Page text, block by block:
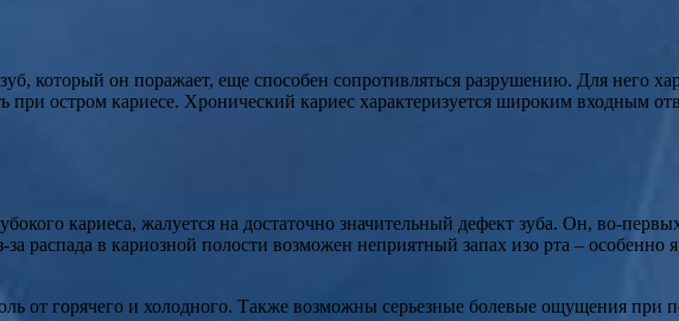
который он поражает, еще способен сопротивляться разрушению. Для него
при остром кариесе. Хронический кариес характеризуется широким входным
кариеса, жалуется на достаточно значительный дефект зуба. Он, во-
распада в кариозной полости возможен неприятный запах изо рта – особенно
от горячего и холодного. Также возможны серьезные болевые ощущения при